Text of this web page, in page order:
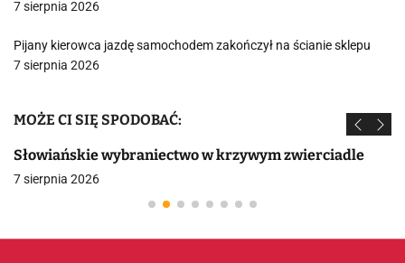
7 sierpnia 2026
Pijany kierowca jazdę samochodem zakończył na ścianie sklepu
7 sierpnia 2026
MOŻE CI SIĘ SPODOBAĆ:
Słowiańskie wybraniectwo w krzywym zwierciadle
7 sierpnia 2026